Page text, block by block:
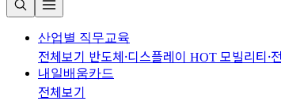
산업별 직무교육
전체보기 반도체·디스플레이 HOT 모빌리티·
내일배움카드
전체보기